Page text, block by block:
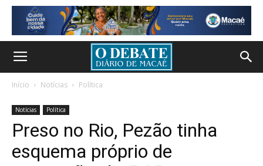
Início Notícias Política
Notícias Política
Preso no Rio, Pezão tinha
esquema próprio de